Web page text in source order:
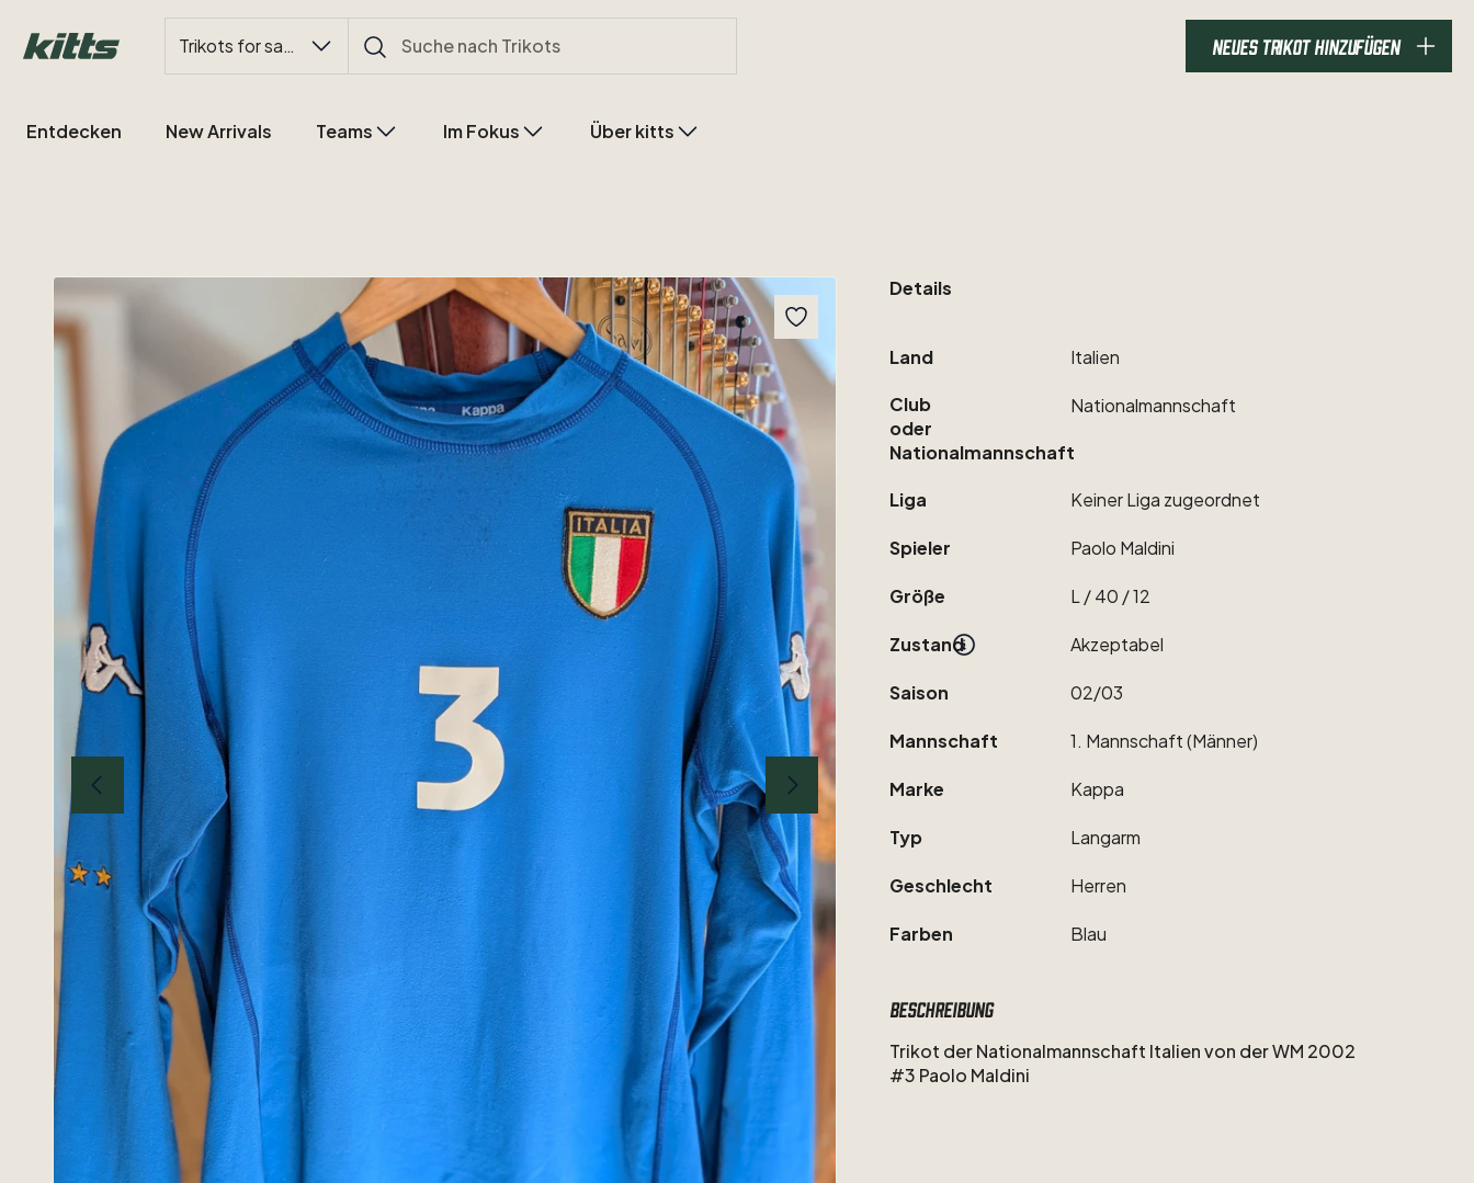
Trikots for sale NEUES TRIKOT HINZUFÜGEN
Entdecken New Arrivals Teams Im Fokus Über kitts
Details
Land Italien
Club
oder
Nationalmannschaft
Nationalmannschaft
Liga KeinerLiga zugeordnet
Spieler Paolo Maldini
Größe L ​/​40 ​/​12
Zustand Akzeptabel
Saison 02​/​03
Mannschaft 1. Mannschaft(Männer)
Marke Kappa
Typ Langarm
Geschlecht Herren
Farben Blau
Beschreibung
Trikot derNationalmannschaft Italienvon derWM 2002
#3 Paolo Maldini